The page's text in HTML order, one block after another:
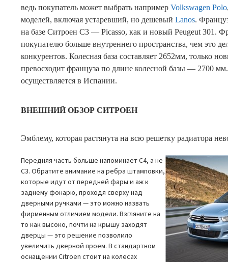
ведь покупатель может выбрать напримерVolkswagen Polo
моделей, включая устаревший, но дешевыйLanos.
на базе Ситроен C3 — Picasso, как и новый Peugeut 301.
покупателю больше внутреннего пространства, чем это
конкурентов. Колесная база составляет 2652мм, только
превосходит француза по длине колесной базы — 2700
осуществляется в Испании.
ВНЕШНИЙ ОБЗОР СИТРОЕН
Эмблему, которая растянута на всю решетку радиатора
Передняя часть больше напоминает C4, а не
C3. Обратите внимание на ребра штамповки,
которые идут от передней фары и аж к
заднему фонарю, проходя сверху над
дверными ручками — это можно назвать
фирменным отличием модели. Взгляните на
то как высоко, почти на крышу заходят
дверцы — это решение позволило
увеличить дверной проем. В стандартном
оснащении Citroen стоит на колесах